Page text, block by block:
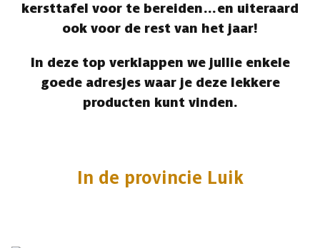
kersttafel voor te bereiden…en uiteraard
ook voor de rest van het jaar!
In deze top verklappen we jullie enkele
goede adresjes waar je deze lekkere
producten kunt vinden.
In de provincie Luik